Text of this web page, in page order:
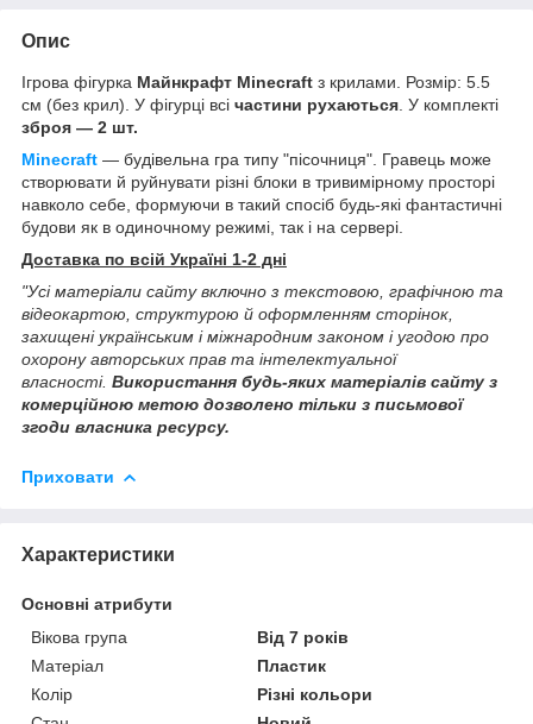
Опис
Ігрова фігурка Майнкрафт Minecraft з крилами. Розмір: 5.5
см (без крил). У фігурці всі частини рухаються . У комплекті
зброя — 2 шт.
Minecraft — будівельна гра типу "пісочниця". Гравець може
створювати й руйнувати різні блоки в тривимірному просторі
навколо себе, формуючи в такий спосіб будь-які фантастичні
будови як в одиночному режимі, так і на сервері.
Доставка по всій Україні 1-2 дні
"Усі матеріали сайту включно з текстовою, графічною та
відеокартою, структурою й оформленням сторінок,
захищені українським і міжнародним законом і угодою про
охорону авторських прав та інтелектуальної
власності. Використання будь-яких матеріалів сайту з
комерційною метою дозволено тільки з письмової
згоди власника ресурсу.
Приховати
Характеристики
Основні атрибути
Вікова група
Від 7 років
Матеріал
Пластик
Колір
Різні кольори